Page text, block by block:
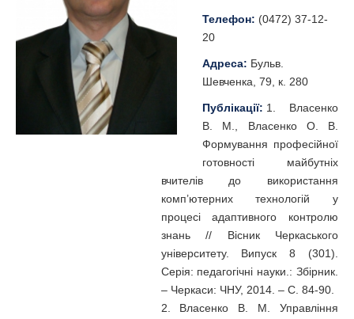
Телефон: (0472) 37-12-
20
Адреса: Бульв.
Шевченка, 79, к. 280
Публікації: 1. Власенко
В. М., Власенко О. В.
Формування професійної
готовності майбутніх
вчителів до використання
комп’ютерних технологій у
процесі адаптивного контролю
знань // Вісник Черкаського
університету. Випуск 8 (301).
Серія: педагогічні науки.: Збірник.
– Черкаси: ЧНУ, 2014. – С. 84-90.
2. Власенко В. М. Управління